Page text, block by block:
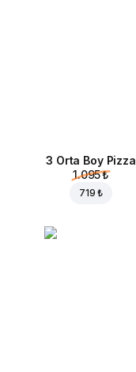
3 Orta Boy Pizza
1.095 ₺
719 ₺